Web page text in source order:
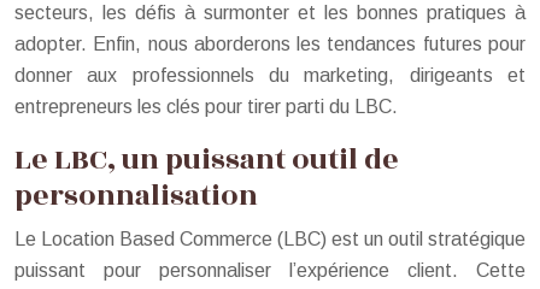
secteurs, les défis à surmonter et les bonnes pratiques à
adopter. Enfin, nous aborderons les tendances futures pour
donner aux professionnels du marketing, dirigeants et
entrepreneurs les clés pour tirer parti du LBC.
Le LBC, un puissant outil de
personnalisation
Le Location Based Commerce (LBC) est un outil stratégique
puissant pour personnaliser l’expérience client. Cette